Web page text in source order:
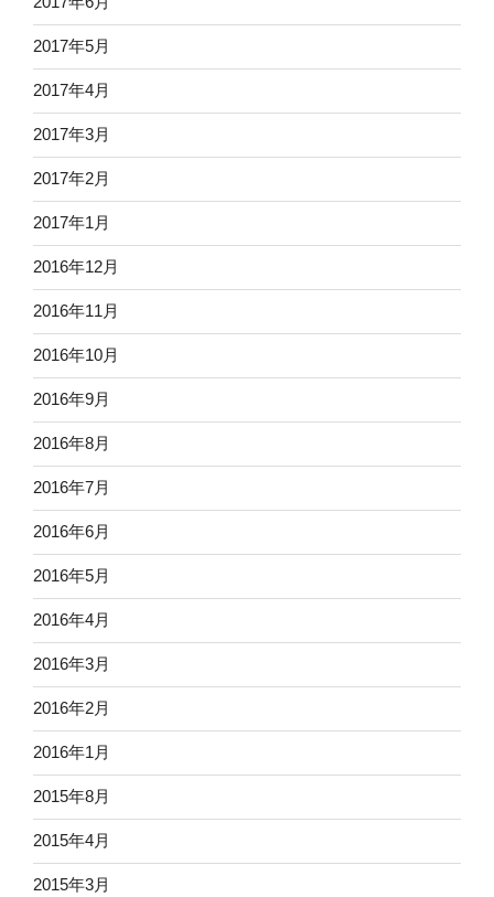
2017年5月
2017年4月
2017年3月
2017年2月
2017年1月
2016年12月
2016年11月
2016年10月
2016年9月
2016年8月
2016年7月
2016年6月
2016年5月
2016年4月
2016年3月
2016年2月
2016年1月
2015年8月
2015年4月
2015年3月